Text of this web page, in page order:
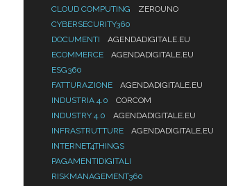
CLOUD COMPUTING
ZEROUNO
CYBERSECURITY360
DOCUMENTI
AGENDADIGITALE.EU
ECOMMERCE
AGENDADIGITALE.EU
ESG360
FATTURAZIONE
AGENDADIGITALE.EU
INDUSTRIA 4.0
CORCOM
INDUSTRY 4.0
AGENDADIGITALE.EU
INFRASTRUTTURE
AGENDADIGITALE.EU
INTERNET4THINGS
PAGAMENTIDIGITALI
RISKMANAGEMENT360